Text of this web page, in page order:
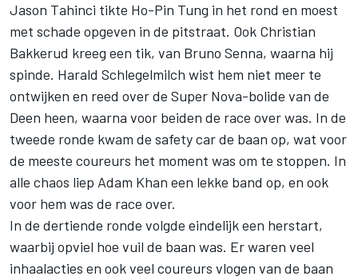
Jason Tahinci tikte Ho-Pin Tung in het rond en moest
met schade opgeven in de pitstraat. Ook Christian
Bakkerud kreeg een tik, van Bruno Senna, waarna hij
spinde. Harald Schlegelmilch wist hem niet meer te
ontwijken en reed over de Super Nova-bolide van de
Deen heen, waarna voor beiden de race over was. In de
tweede ronde kwam de safety car de baan op, wat voor
de meeste coureurs het moment was om te stoppen. In
alle chaos liep Adam Khan een lekke band op, en ook
voor hem was de race over.
In de dertiende ronde volgde eindelijk een herstart,
waarbij opviel hoe vuil de baan was. Er waren veel
inhaalacties en ook veel coureurs vlogen van de baan